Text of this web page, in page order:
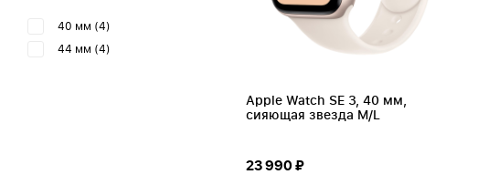
40 мм (4)
44 мм (4)
Apple Watch SE 3, 40 мм,
сияющая звезда M/L
23 990 ₽